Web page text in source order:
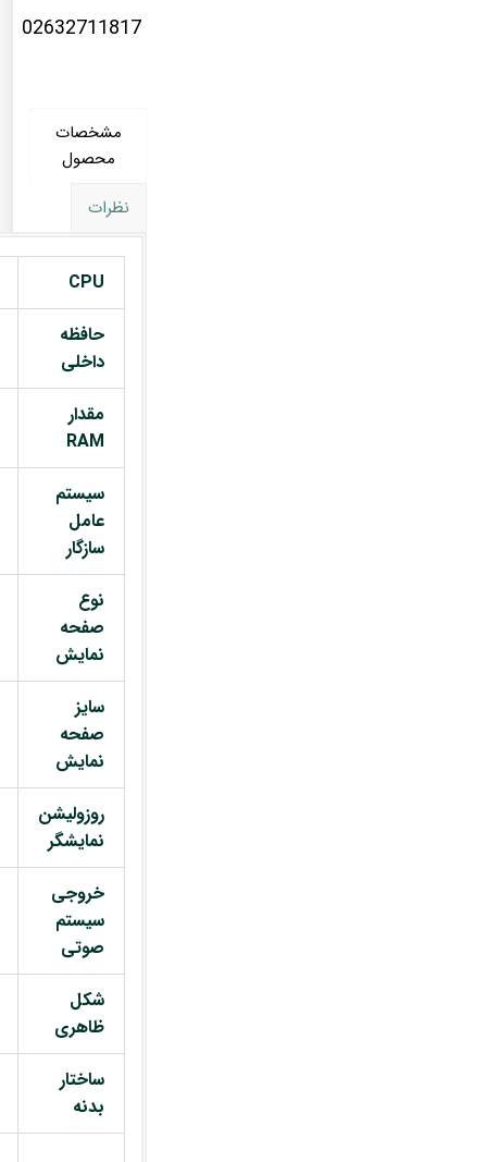
02632711817
مشخصات
محصول
نظرات
CPU
حافظه
داخلی
مقدار
RAM
سیستم
عامل
سازگار
نوع
صفحه
نمایش
سایز
صفحه
نمایش
روزولیشن
نمایشگر
خروجی
سیستم
صوتی
شکل
ظاهری
ساختار
بدنه